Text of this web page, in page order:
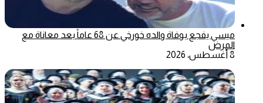
ميسي يفجع بوفاة والده خورخي عن 68 عاماً بعد معاناة مع
المرض
8 أغسطس، 2026